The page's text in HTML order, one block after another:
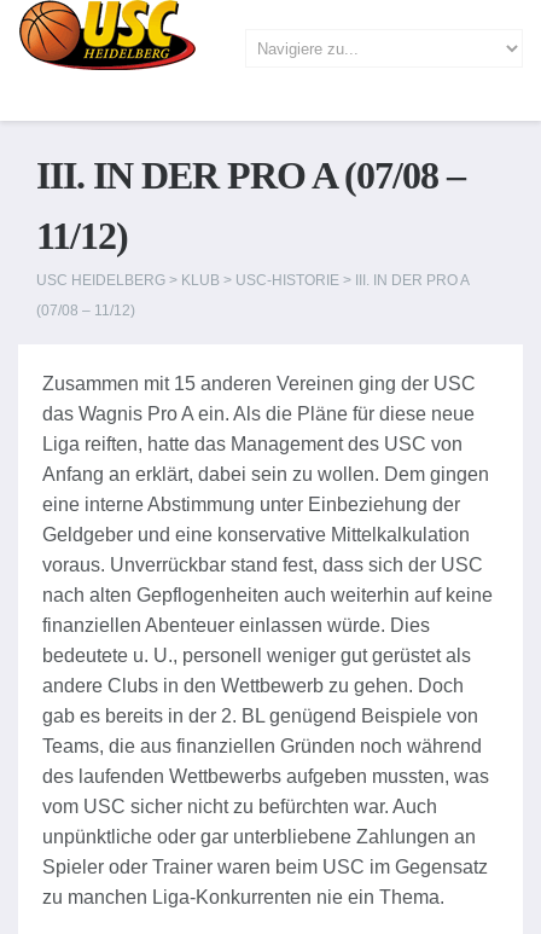
III. IN DER PRO A (07/08 –
11/12)
USC HEIDELBERG > KLUB > USC-HISTORIE >
III. IN DER PRO A
(07/08 – 11/12)
Zusammen mit 15 anderen Vereinen ging der USC
das Wagnis Pro A ein. Als die Pläne für diese neue
Liga reiften, hatte das Management des USC von
Anfang an erklärt, dabei sein zu wollen. Dem gingen
eine interne Abstimmung unter Einbeziehung der
Geldgeber und eine konservative Mittelkalkulation
voraus. Unverrückbar stand fest, dass sich der USC
nach alten Gepflogenheiten auch weiterhin auf keine
finanziellen Abenteuer einlassen würde. Dies
bedeutete u. U., personell weniger gut gerüstet als
andere Clubs in den Wettbewerb zu gehen. Doch
gab es bereits in der 2. BL genügend Beispiele von
Teams, die aus finanziellen Gründen noch während
des laufenden Wettbewerbs aufgeben mussten, was
vom USC sicher nicht zu befürchten war. Auch
unpünktliche oder gar unterbliebene Zahlungen an
Spieler oder Trainer waren beim USC im Gegensatz
zu manchen Liga-Konkurrenten nie ein Thema.